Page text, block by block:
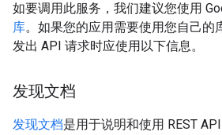
如要调用此服务，我们建议您使用
库。如果您的应用需要使用您自己的
发出 API 请求时应使用以下信息。
发现文档
发现文档是用于说明和使用 REST